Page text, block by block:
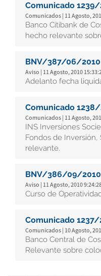
Comunicado 1239/
Comunicados | 11 Agosto,
Banco Citibank de
hecho relevante
BNV/387/06/2010
Aviso | 11 Agosto, 2010
Adelanto fecha
Comunicado
Comunicados | 11 Agosto,
INS Inversiones
Fondos de
relevante.
BNV/386/09/2010
Aviso | 11 Agosto, 2010
Curso de
Comunicado 1237/
Comunicados | 10 Agosto,
Banco Central de
Relevante sobre